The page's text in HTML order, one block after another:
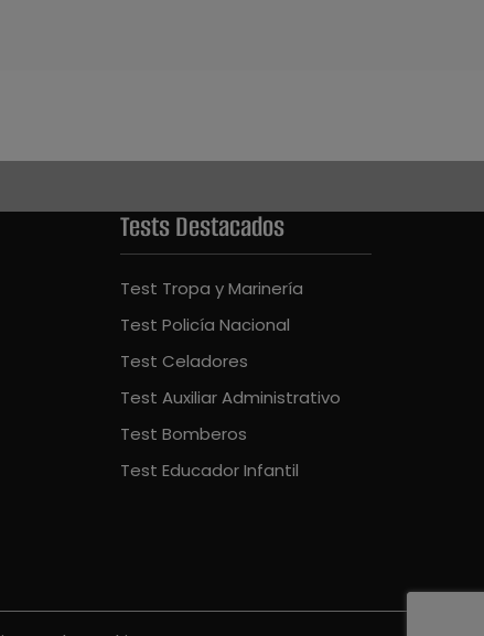
Tests Destacados
Test Tropa y Marinería
Test Policía Nacional
Test Celadores
Test Auxiliar Administrativo
Test Bomberos
Test Educador Infantil